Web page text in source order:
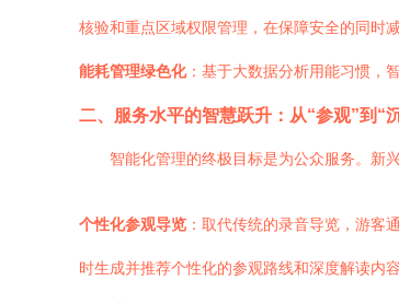
核验和重点区域权限管理，在保障安全的同时
能耗管理绿色化：基于大数据分析用能习惯，
二、服务水平的智慧跃升：从“参观”到“
智能化管理的终极目标是为公众服务。新
个性化参观导览 ：取代传统的录音导览，游客
时生成并推荐个性化的参观路线和深度解读内